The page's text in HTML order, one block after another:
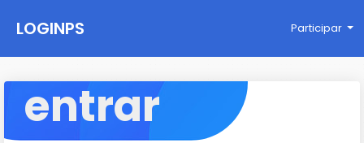
LOGINPS Participar
entrar